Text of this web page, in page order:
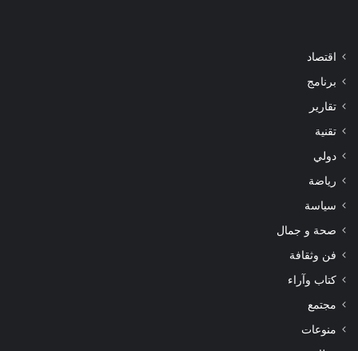
اقتصاد
برنامج
تقارير
تقنية
دولي
رياضة
سياسة
صحة و جمال
فن وثقافة
كتاب وآراء
مجتمع
منوعات